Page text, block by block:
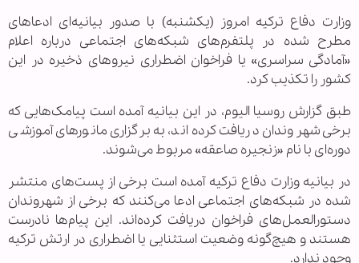
وزارت دفاع ترکیه امروز (یکشنبه) با صدور بیانیه‌ای ادعاهای
مطرح شده در پلتفرم‌های شبکه‌های اجتماعی درباره اعلام
«آمادگی سراسری» یا فراخوان اضطراری نیروهای ذخیره در این
کشور را تکذیب کرد.
طبق گزارش روسیا الیوم، در این بیانیه آمده است پیامک‌هایی که
برخی شهروندان دریافت کرده‌اند، به برگزاری مانورهای آموزشی
دوره‌ای با نام «زنجیره صاعقه» مربوط می‌شوند.
در بیانیه وزارت دفاع ترکیه آمده است برخی از پست‌های منتشر
شده در شبکه‌های اجتماعی ادعا می‌کنند که برخی از شهروندان
دستورالعمل‌های فراخوان دریافت کرده‌اند. این پیام‌ها نادرست
هستند و هیچ‌گونه وضعیت استثنایی یا اضطراری در ارتش ترکیه
وجود ندارد.